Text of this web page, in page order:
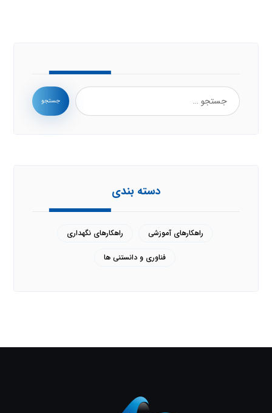
جستجو
دسته بندی
راهکارهای آموزشی راهکارهای نگهداری
فناوری و دانستنی ها